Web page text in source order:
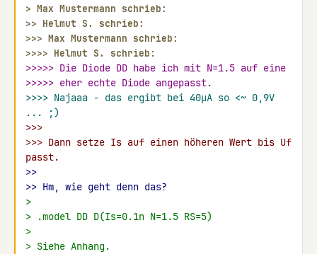
> Max Mustermann schrieb:
>> Helmut S. schrieb:
>>> Max Mustermann schrieb:
>>>> Helmut S. schrieb:
>>>>> Die Diode DD habe ich mit N=1.5 auf eine
>>>>> eher echte Diode angepasst.
>>>> Najaaa - das ergibt bei 40µA so <~ 0,9V
... ;)
>>>
>>> Dann setze Is auf einen höheren Wert bis Uf
passt.
>>
>> Hm, wie geht denn das?
>
> .model DD D(Is=0.1n N=1.5 RS=5)
>
> Siehe Anhang.